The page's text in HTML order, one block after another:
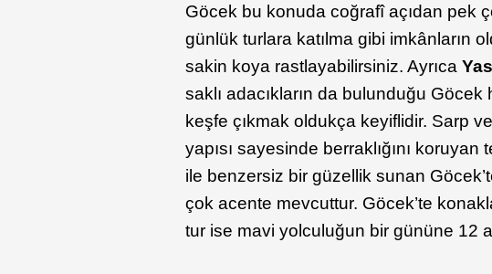
Göcek bu konuda coğrafî açıdan pek
günlük turlara katılma gibi imkânların
sakin koya rastlayabilirsiniz. Ayrıca
saklı adacıkların da bulunduğu
keşfe çıkmak oldukça keyiflidir. Sarp ve
yapısı sayesinde berraklığını koruyan
ile benzersiz bir güzellik sunan
çok acente mevcuttur. Göcek’te
tur ise mavi yolculuğun bir gününe 12